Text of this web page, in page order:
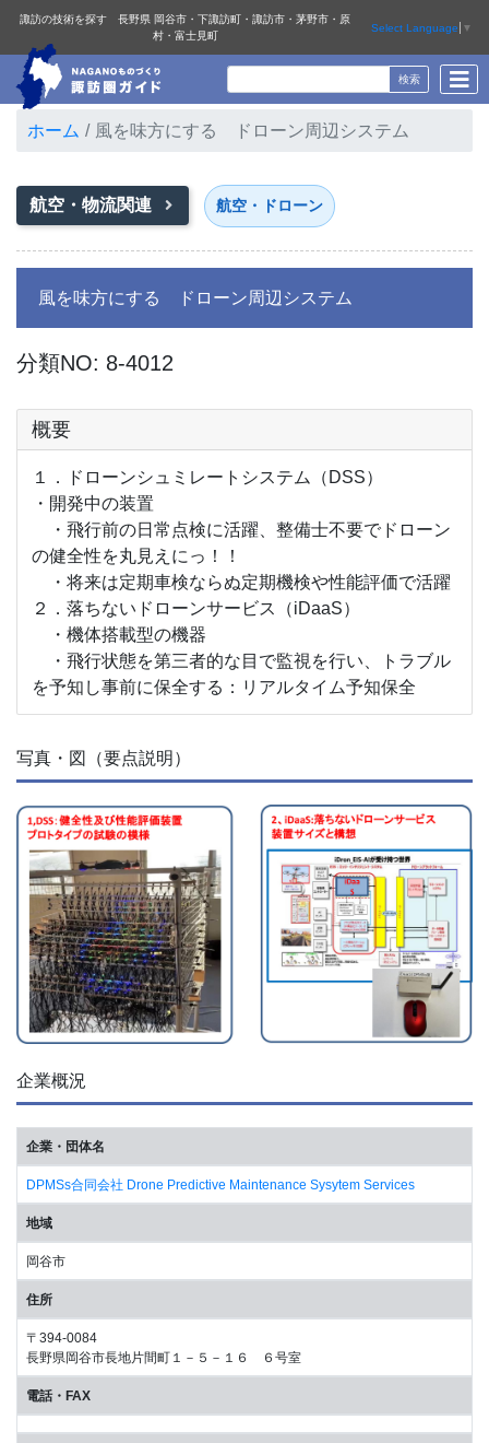
諏訪の技術を探す 長野県 岡谷市・下諏訪町・諏訪市・茅野市・原
村・富士見町
Select Language ▼
ホーム 風を味方にする ドローン周辺システム
航空・物流関連 航空・ドローン
風を味方にする ドローン周辺システム
分類NO: 8-4012
概要
１．ドローンシュミレートシステム（DSS）
・開発中の装置
・飛行前の日常点検に活躍、整備士不要でドローン
の健全性を丸見えにっ！！
・将来は定期車検ならぬ定期機検や性能評価で活躍
２．落ちないドローンサービス（iDaaS）
・機体搭載型の機器
・飛行状態を第三者的な目で監視を行い、トラブル
を予知し事前に保全する：リアルタイム予知保全
写真・図（要点説明）
企業概況
企業・団体名
DPMSs合同会社 Drone Predictive Maintenance Sysytem Services
地域
岡谷市
住所
〒394-0084
長野県岡谷市長地片間町１－５－１６ ６号室
電話・FAX